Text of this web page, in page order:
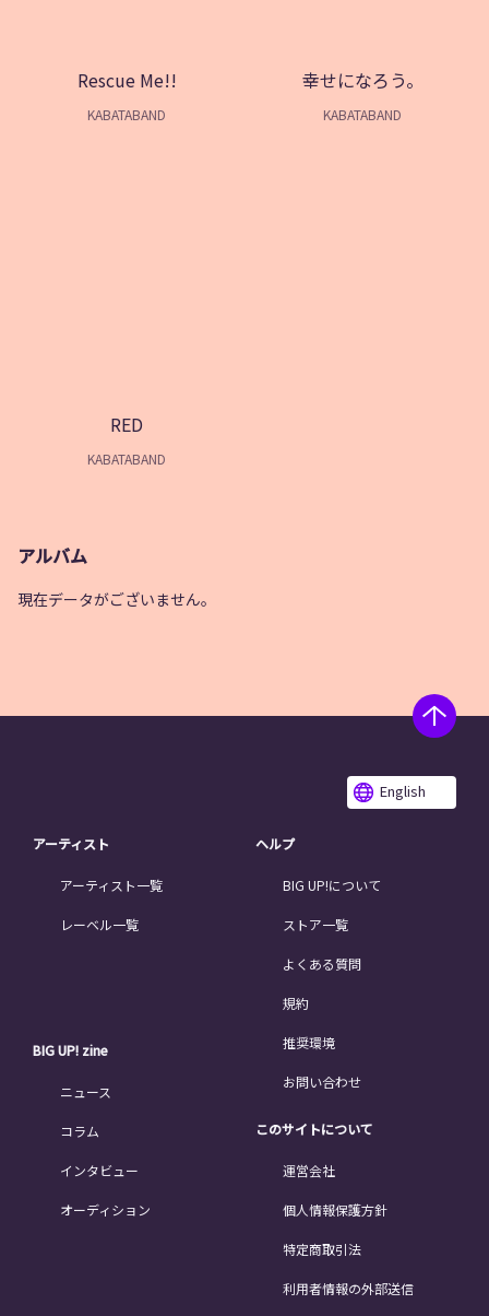
Rescue Me!!
KABATABAND
幸せになろう。
KABATABAND
RED
KABATABAND
アルバム
現在データがございません。
English
アーティスト
アーティスト一覧
レーベル一覧
BIG UP! zine
ニュース
コラム
インタビュー
オーディション
ヘルプ
BIG UP!について
ストア一覧
よくある質問
規約
推奨環境
お問い合わせ
このサイトについて
運営会社
個人情報保護方針
特定商取引法
利用者情報の外部送信